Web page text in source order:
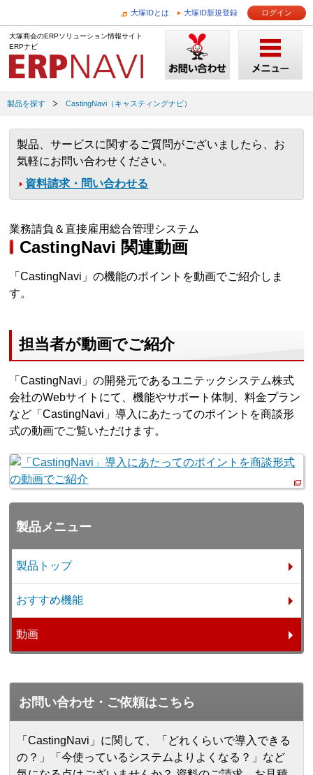
大塚IDとは 大塚ID新規登録 ログイン
大塚商会のERPソリューション情報サイト
ERPナビ
製品を探す CastingNavi（キャスティングナビ）
製品、サービスに関するご質問がございましたら、お
気軽にお問い合わせください。
資料請求・問い合わせる
業務請負＆直接雇用総合管理システム
CastingNavi 関連動画
「CastingNavi」の機能のポイントを動画でご紹介しま
す。
担当者が動画でご紹介
「CastingNavi」の開発元であるユニテックシステム株式
会社のWebサイトにて、機能やサポート体制、料金プラン
など「CastingNavi」導入にあたってのポイントを商談形
式の動画でご覧いただけます。
製品メニュー
製品トップ
おすすめ機能
動画
お問い合わせ・ご依頼はこちら
「CastingNavi」に関して、「どれくらいで導入できる
の？」「今使っているシステムよりよくなる？」など